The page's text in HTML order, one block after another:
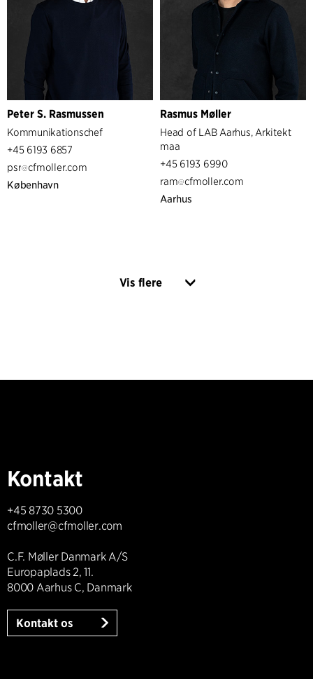
Peter S. Rasmussen
Kommunikationschef
+45 6193 6857
psr
cfmoller.com
København
Rasmus Møller
Head of LAB Aarhus, Arkitekt
maa
+45 6193 6990
ram
cfmoller.com
Aarhus
Vis flere
Kontakt
+45 8730 5300
cfmoller@cfmoller.com
C.F. Møller Danmark A/S
Europaplads 2, 11.
8000 Aarhus C, Danmark
Kontakt os